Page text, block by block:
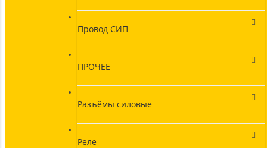
Провод СИП
ПРОЧЕЕ
Разъёмы силовые
Реле